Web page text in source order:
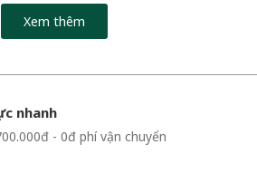
Xem thêm
nhanh
- 0đ phí vận chuyển